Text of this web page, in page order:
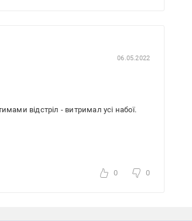
06.05.2022
відстріл - витримал усі набої.
0 0